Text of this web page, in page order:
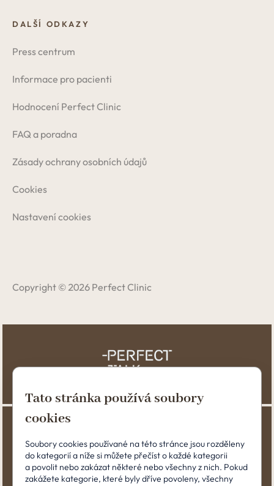
DALŠÍ ODKAZY
Press centrum
Informace pro pacienti
Hodnocení Perfect Clinic
FAQ a poradna
Zásady ochrany osobních údajů
Cookies
Nastavení cookies
Copyright © 2026 Perfect Clinic
Tato stránka používá soubory
cookies
Soubory cookies používané na této stránce jsou rozděleny
do kategorií a níže si můžete přečíst o každé kategorii
a povolit nebo zakázat některé nebo všechny z nich. Pokud
zakážete kategorie, které byly dříve povoleny, všechny